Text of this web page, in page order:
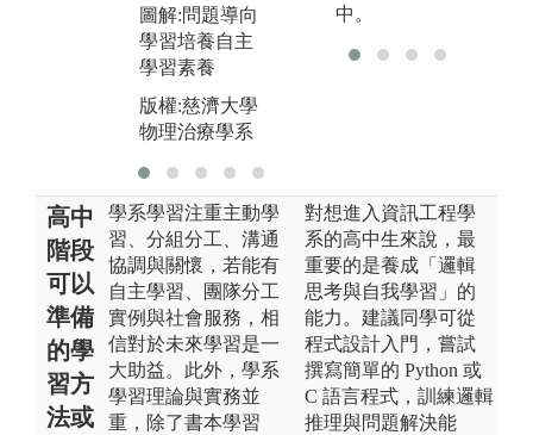
圖解:問題導向
學習培養自主
學習素養
版權:慈濟大學
物理治療學系
版權:慈濟大學
中。
高中
階段
可以
準備
的學
習方
法或
學系學習注重主動學
習、分組分工、溝通
協調與關懷，若能有
自主學習、團隊分工
實例與社會服務，相
信對於未來學習是一
大助益。此外，學系
學習理論與實務並
重，除了書本學習
對想進入資訊工程學
系的高中生來說，最
重要的是養成「邏輯
思考與自我學習」的
能力。建議同學可從
程式設計入門，嘗試
撰寫簡單的 Python 或
C 語言程式，訓練邏輯
推理與問題解決能